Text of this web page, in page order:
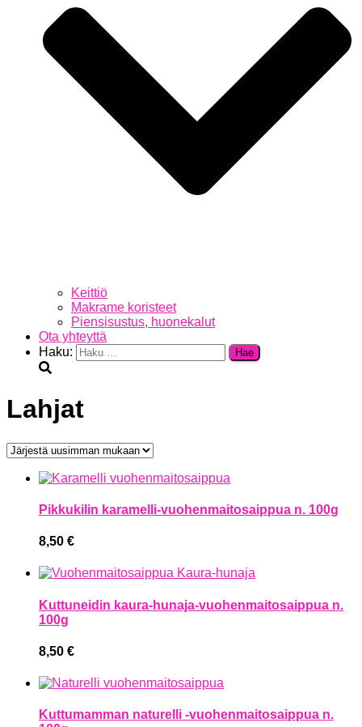
Keittiö
Makrame koristeet
Piensisustus, huonekalut
Ota yhteyttä
Haku:
Lahjat
Pikkukilin karamelli-vuohenmaitosaippua n. 100g
8,50 €
Kuttuneidin kaura-hunaja-vuohenmaitosaippua n.
100g
8,50 €
Kuttumamman naturelli -vuohenmaitosaippua n.